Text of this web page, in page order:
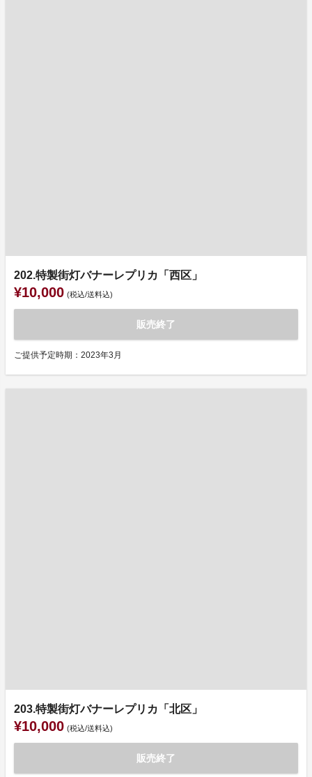
202.特製街灯バナーレプリカ「西区」
¥10,000 (税込/送料込)
販売終了
ご提供予定時期：2023年3月
203.特製街灯バナーレプリカ「北区」
¥10,000 (税込/送料込)
販売終了